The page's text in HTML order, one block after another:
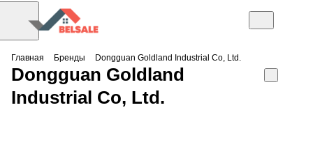
Главная Бренды Dongguan Goldland Industrial Co, Ltd.
Dongguan Goldland
Industrial Co, Ltd.